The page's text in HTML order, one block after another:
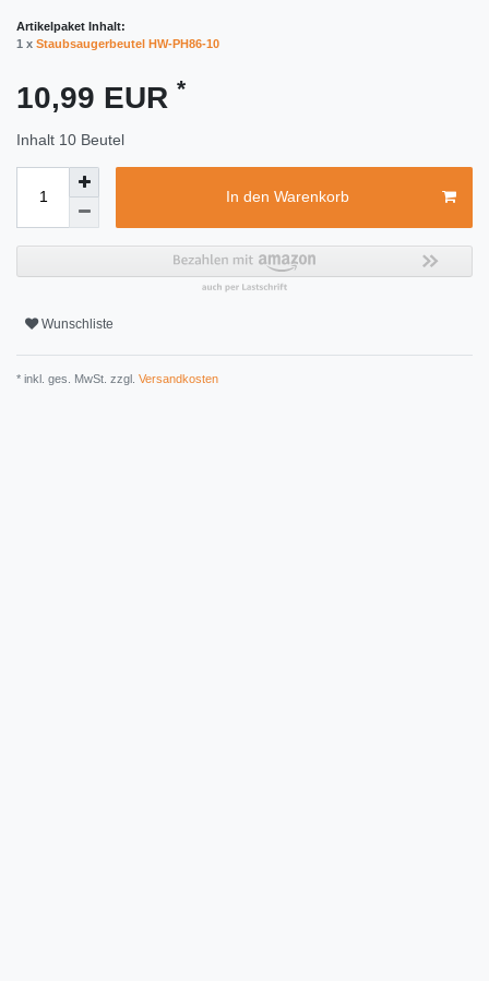
Artikelpaket Inhalt:
1 x Staubsaugerbeutel HW-PH86-10
10,99 EUR *
Inhalt 10 Beutel
In den Warenkorb
Wunschliste
* inkl. ges. MwSt. zzgl. Versandkosten